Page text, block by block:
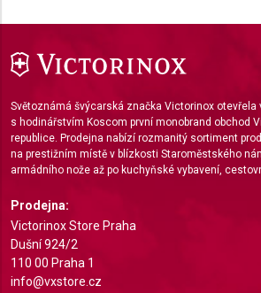
Světoznámá švýcarská značka Victorinox otevřela
s hodinářstvím Koscom první monobrand obchod
republice. Prodejna nabízí rozmanitý sortiment
na prestižním místě v blízkosti Staroměstského
armádního nože až po kuchyňské vybavení,
Prodejna:
Victorinox Store Praha
Dušní 924/2
110 00 Praha 1
info@vxstore.cz
Advertising